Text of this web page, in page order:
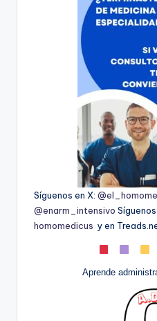
Síguenos en X:
@enarm_intensivo
homomedicus y en
Aprende